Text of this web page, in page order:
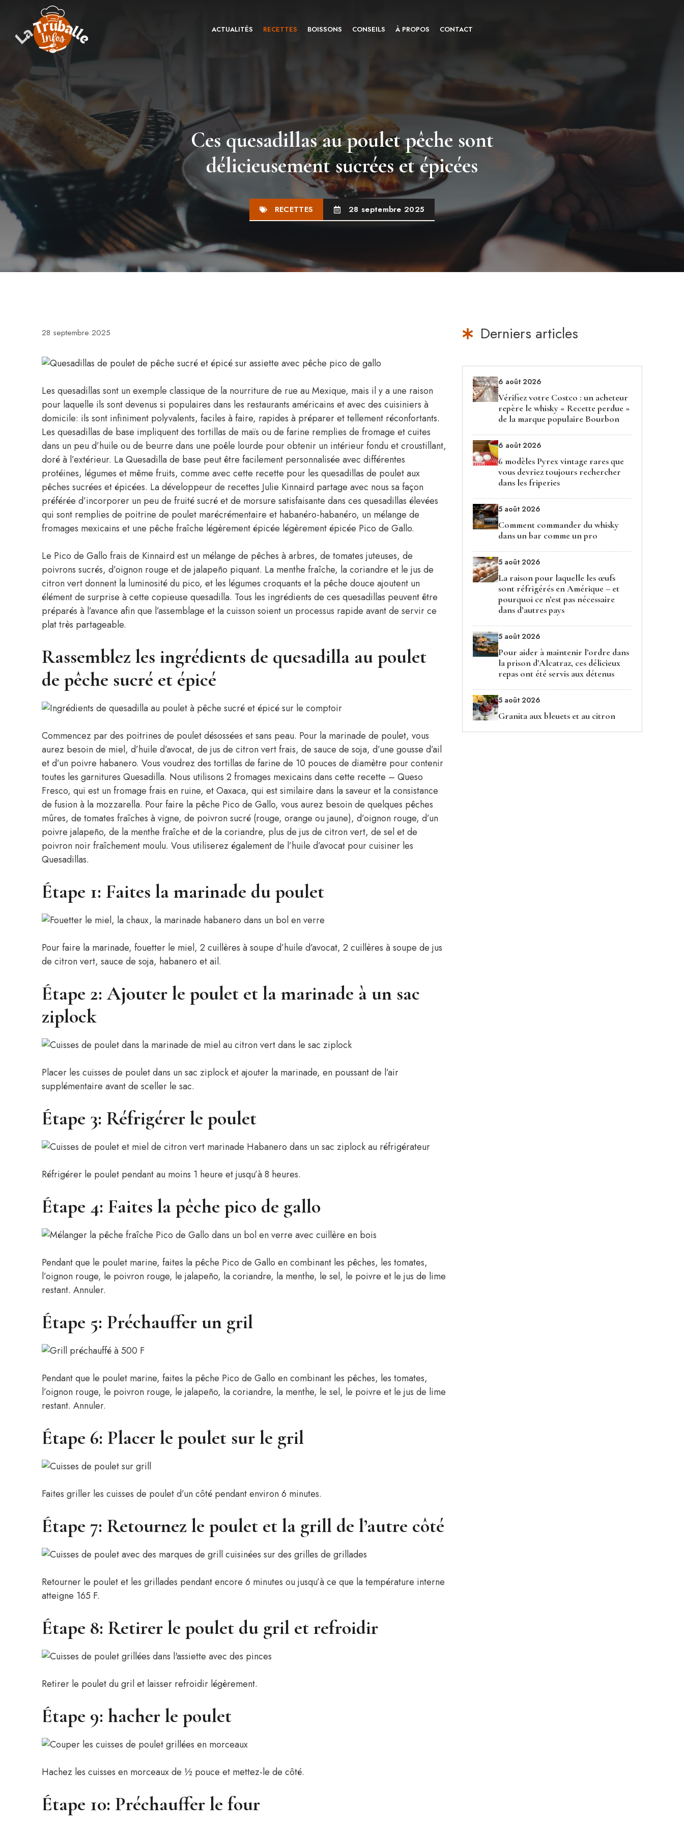
contenu
ACTUALITÉS RECETTES BOISSONS CONSEILS À PROPOS CONTACT
Ces quesadillas au poulet pêche sont
délicieusement sucrées et épicées
RECETTES 28 septembre 2025
28 septembre 2025
Les quesadillas sont un exemple classique de la nourriture de rue au Mexique, mais il y a une raison
pour laquelle ils sont devenus si populaires dans les restaurants américains et avec des cuisiniers à
domicile: ils sont infiniment polyvalents, faciles à faire, rapides à préparer et tellement réconfortants.
Les quesadillas de base impliquent des tortillas de maïs ou de farine remplies de fromage et cuites
dans un peu d’huile ou de beurre dans une poêle lourde pour obtenir un intérieur fondu et croustillant,
doré à l’extérieur. La Quesadilla de base peut être facilement personnalisée avec différentes
protéines, légumes et même fruits, comme avec cette recette pour les quesadillas de poulet aux
pêches sucrées et épicées. La développeur de recettes Julie Kinnaird partage avec nous sa façon
préférée d’incorporer un peu de fruité sucré et de morsure satisfaisante dans ces quesadillas élevées
qui sont remplies de poitrine de poulet marécrémentaire et habanéro-habanéro, un mélange de
fromages mexicains et une pêche fraîche légèrement épicée légèrement épicée Pico de Gallo.
Le Pico de Gallo frais de Kinnaird est un mélange de pêches à arbres, de tomates juteuses, de
poivrons sucrés, d’oignon rouge et de jalapeño piquant. La menthe fraîche, la coriandre et le jus de
citron vert donnent la luminosité du pico, et les légumes croquants et la pêche douce ajoutent un
élément de surprise à cette copieuse quesadilla. Tous les ingrédients de ces quesadillas peuvent être
préparés à l’avance afin que l’assemblage et la cuisson soient un processus rapide avant de servir ce
plat très partageable.
Rassemblez les ingrédients de quesadilla au poulet
de pêche sucré et épicé
Commencez par des poitrines de poulet désossées et sans peau. Pour la marinade de poulet, vous
aurez besoin de miel, d’huile d’avocat, de jus de citron vert frais, de sauce de soja, d’une gousse d’ail
et d’un poivre habanero. Vous voudrez des tortillas de farine de 10 pouces de diamètre pour contenir
toutes les garnitures Quesadilla. Nous utilisons 2 fromages mexicains dans cette recette – Queso
Fresco, qui est un fromage frais en ruine, et Oaxaca, qui est similaire dans la saveur et la consistance
de fusion à la mozzarella. Pour faire la pêche Pico de Gallo, vous aurez besoin de quelques pêches
mûres, de tomates fraîches à vigne, de poivron sucré (rouge, orange ou jaune), d’oignon rouge, d’un
poivre jalapeño, de la menthe fraîche et de la coriandre, plus de jus de citron vert, de sel et de
poivron noir fraîchement moulu. Vous utiliserez également de l’huile d’avocat pour cuisiner les
Quesadillas.
Étape 1: Faites la marinade du poulet
Pour faire la marinade, fouetter le miel, 2 cuillères à soupe d’huile d’avocat, 2 cuillères à soupe de jus
de citron vert, sauce de soja, habanero et ail.
Étape 2: Ajouter le poulet et la marinade à un sac
ziplock
Placer les cuisses de poulet dans un sac ziplock et ajouter la marinade, en poussant de l’air
supplémentaire avant de sceller le sac.
Étape 3: Réfrigérer le poulet
Réfrigérer le poulet pendant au moins 1 heure et jusqu’à 8 heures.
Étape 4: Faites la pêche pico de gallo
Pendant que le poulet marine, faites la pêche Pico de Gallo en combinant les pêches, les tomates,
l’oignon rouge, le poivron rouge, le jalapeño, la coriandre, la menthe, le sel, le poivre et le jus de lime
restant. Annuler.
Étape 5: Préchauffer un gril
Pendant que le poulet marine, faites la pêche Pico de Gallo en combinant les pêches, les tomates,
l’oignon rouge, le poivron rouge, le jalapeño, la coriandre, la menthe, le sel, le poivre et le jus de lime
restant. Annuler.
Étape 6: Placer le poulet sur le gril
Faites griller les cuisses de poulet d’un côté pendant environ 6 minutes.
Étape 7: Retournez le poulet et la grill de l’autre côté
Retourner le poulet et les grillades pendant encore 6 minutes ou jusqu’à ce que la température interne
atteigne 165 F.
Étape 8: Retirer le poulet du gril et refroidir
Retirer le poulet du gril et laisser refroidir légèrement.
Étape 9: hacher le poulet
Hachez les cuisses en morceaux de ½ pouce et mettez-le de côté.
Étape 10: Préchauffer le four
Derniers articles
6 août 2026
Vérifiez votre Costco : un acheteur
repère le whisky « Recette perdue »
de la marque populaire Bourbon
6 août 2026
6 modèles Pyrex vintage rares que
vous devriez toujours rechercher
dans les friperies
5 août 2026
Comment commander du whisky
dans un bar comme un pro
5 août 2026
La raison pour laquelle les œufs
sont réfrigérés en Amérique – et
pourquoi ce n’est pas nécessaire
dans d’autres pays
5 août 2026
Pour aider à maintenir l’ordre dans
la prison d’Alcatraz, ces délicieux
repas ont été servis aux détenus
5 août 2026
Granita aux bleuets et au citron